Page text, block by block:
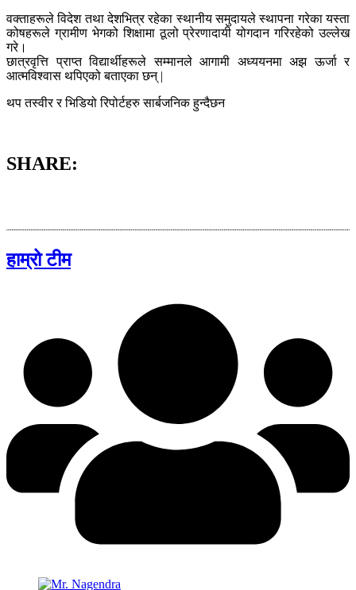
वक्ताहरूले विदेश तथा देशभित्र रहेका स्थानीय समुदायले स्थापना गरेका यस्ता
कोषहरूले ग्रामीण भेगको शिक्षामा ठूलो प्रेरणादायी योगदान गरिरहेको उल्लेख
गरे।
छात्रवृत्ति प्राप्त विद्यार्थीहरूले सम्मानले आगामी अध्ययनमा अझ ऊर्जा र
आत्मविश्वास थपिएको बताएका छन् |
थप तस्वीर र भिडियो रिपोर्टहरु सार्बजनिक हुन्दैछन
SHARE:
हाम्रो टीम